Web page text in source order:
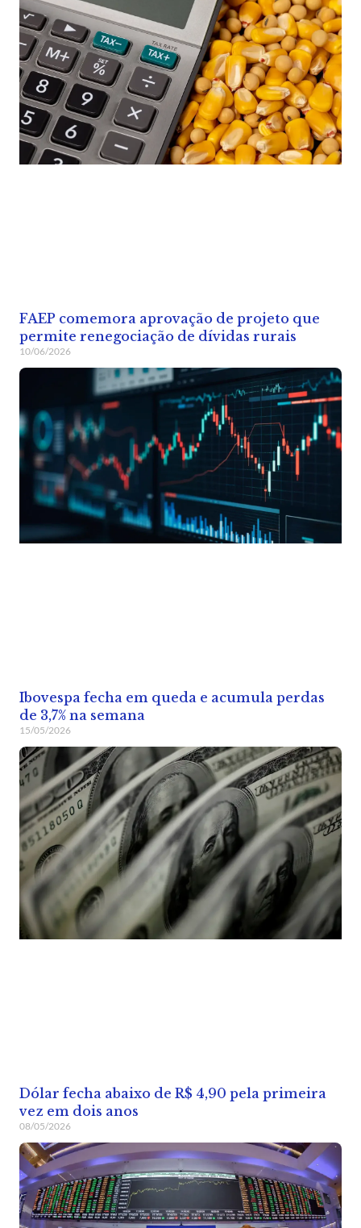
FAEP comemora aprovação de projeto que
permite renegociação de dívidas rurais
10/06/2026
Ibovespa fecha em queda e acumula perdas
de 3,7% na semana
15/05/2026
Dólar fecha abaixo de R$ 4,90 pela primeira
vez em dois anos
08/05/2026